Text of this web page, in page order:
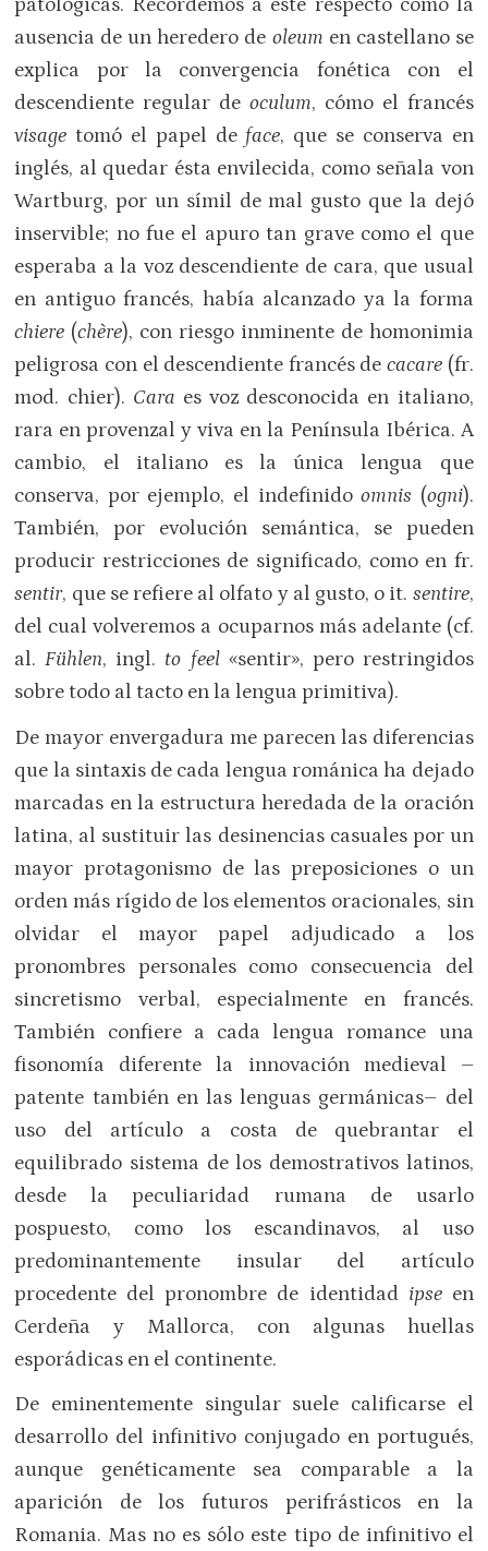
patológicas. Recordemos a este respecto cómo la
ausencia de un heredero de oleum en castellano se
explica por la convergencia fonética con el
descendiente regular de oculum, cómo el francés
visage tomó el papel de face, que se conserva en
inglés, al quedar ésta envilecida, como señala von
Wartburg, por un símil de mal gusto que la dejó
inservible; no fue el apuro tan grave como el que
esperaba a la voz descendiente de cara, que usual
en antiguo francés, había alcanzado ya la forma
chiere (chère), con riesgo inminente de homonimia
peligrosa con el descendiente francés de cacare(fr.
mod. chier). Cara es voz desconocida en italiano,
rara en provenzal y viva en la Península Ibérica. A
cambio, el italiano es la única lengua que
conserva, por ejemplo, el indefinidoomnis (ogni).
También, por evolución semántica, se pueden
producir restricciones de significado, como en fr.
sentir, que se refiere al olfato y al gusto, o it. sentire,
del cual volveremos a ocuparnos más adelante (cf.
al.Fühlen, ingl. to feel«sentir», pero restringidos
sobre todo al tacto en la lengua primitiva).
De mayor envergadura me parecen las diferencias
que la sintaxis de cada lengua románica ha dejado
marcadas en la estructura heredada de la oración
latina, al sustituir las desinencias casuales por un
mayor protagonismo de las preposiciones o un
orden más rígido de los elementos oracionales, sin
olvidar el mayor papel adjudicado a los
pronombres personales como consecuencia del
sincretismo verbal, especialmente en francés.
También confiere a cada lengua romance una
fisonomía diferente la innovación medieval –
patente también en las lenguas germánicas– del
uso del artículo a costa de quebrantar el
equilibrado sistema de los demostrativos latinos,
desde la peculiaridad rumana de usarlo
pospuesto, como los escandinavos, al uso
predominantemente insular del artículo
procedente del pronombre de identidad ipseen
Cerdeña y Mallorca, con algunas huellas
esporádicas en el continente.
De eminentemente singular suele calificarse el
desarrollo del infinitivo conjugado en portugués,
aunque genéticamente sea comparable a la
aparición de los futuros perifrásticos en la
Romania. Mas no es sólo este tipo de infinitivo el